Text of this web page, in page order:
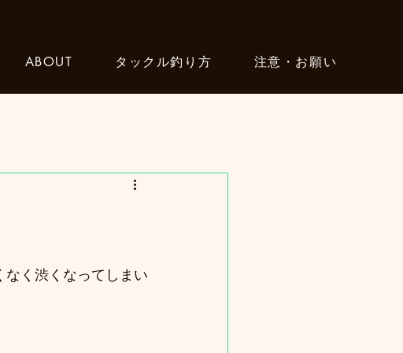
ABOUT タックル釣り方 注意・お願い
く渋くなってしまい